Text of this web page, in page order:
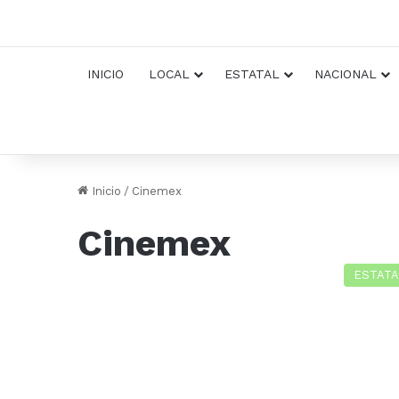
INICIO LOCAL ESTATAL NACIONAL
Inicio / Cinemex
Cinemex